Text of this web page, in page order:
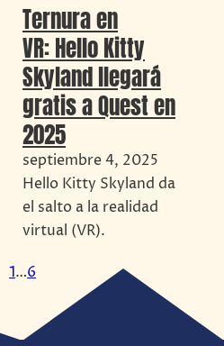
Ternura en
VR: Hello Kitty
Skyland llegará
gratis a Quest en
2025
septiembre 4, 2025
Hello Kitty Skyland da
el salto a la realidad
virtual (VR).
1…6